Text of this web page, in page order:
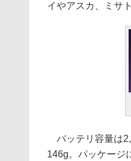
イやアスカ、ミサ
バッテリ容量は
146g。パッケージ